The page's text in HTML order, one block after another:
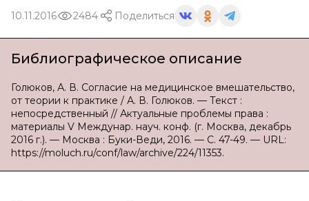
10.11.2016 2484 Поделиться
Библиографическое описание
Голюков, А. В. Согласие на медицинское вмешательство,
от теории к практике / А. В. Голюков. — Текст :
непосредственный // Актуальные проблемы права :
материалы V Междунар. науч. конф. (г. Москва, декабрь
2016 г.). — Москва : Буки-Веди, 2016. — С. 47-49. — URL:
https://moluch.ru/conf/law/archive/224/11353.